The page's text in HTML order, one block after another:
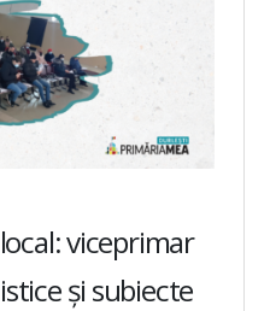
viceprimar
și subiecte